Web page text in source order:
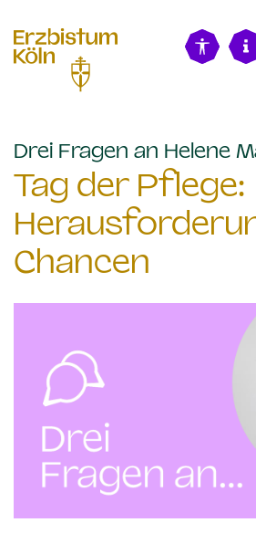
Drei Fragen an Helene
Tag der Pflege:
Chancen